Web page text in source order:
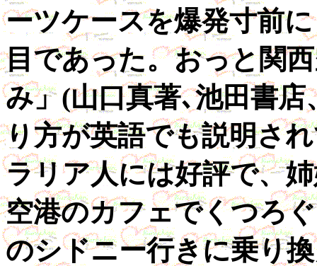
ーツケースを爆発寸前
目であった。おっと関
み」(山口真著､池田書
り方が英語でも説明さ
ラリア人には好評で、
空港のカフェでくつろ
のシドニー行きに乗り